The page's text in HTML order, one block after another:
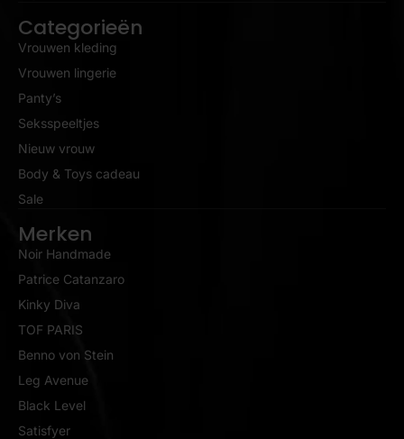
Categorieën
Vrouwen kleding
Vrouwen lingerie
Panty’s
Seksspeeltjes
Nieuw vrouw
Body & Toys cadeau
Sale
Merken
Noir Handmade
Patrice Catanzaro
Kinky Diva
TOF PARIS
Benno von Stein
Leg Avenue
Black Level
Satisfyer